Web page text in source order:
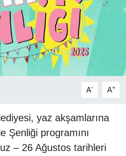
A- A+
yaz akşamlarına
Şenliği programını
– 26 Ağustos tarihleri